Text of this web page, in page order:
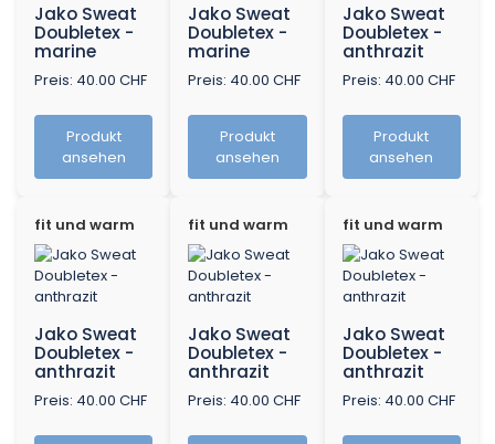
Jako Sweat
Doubletex -
marine
Preis: 40.00 CHF
Produkt
ansehen
Jako Sweat
Doubletex -
marine
Preis: 40.00 CHF
Produkt
ansehen
Jako Sweat
Doubletex -
anthrazit
Preis: 40.00 CHF
Produkt
ansehen
fit und warm
Jako Sweat
Doubletex -
anthrazit
Preis: 40.00 CHF
fit und warm
Jako Sweat
Doubletex -
anthrazit
Preis: 40.00 CHF
fit und warm
Jako Sweat
Doubletex -
anthrazit
Preis: 40.00 CHF